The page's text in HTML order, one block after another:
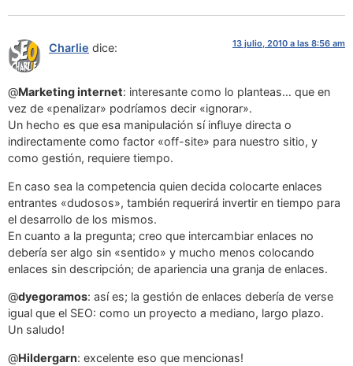
Charlie dice: 13 julio, 2010 a las 8:56 am
@Marketing internet: interesante como lo planteas… que en
vez de «penalizar» podríamos decir «ignorar».
Un hecho es que esa manipulación sí influye directa o
indirectamente como factor «off-site» para nuestro sitio, y
como gestión, requiere tiempo.
En caso sea la competencia quien decida colocarte enlaces
entrantes «dudosos», también requerirá invertir en tiempo para
el desarrollo de los mismos.
En cuanto a la pregunta; creo que intercambiar enlaces no
debería ser algo sin «sentido» y mucho menos colocando
enlaces sin descripción; de apariencia una granja de enlaces.
@dyegoramos: así es; la gestión de enlaces debería de verse
igual que el SEO: como un proyecto a mediano, largo plazo.
Un saludo!
@Hildergarn: excelente eso que mencionas!